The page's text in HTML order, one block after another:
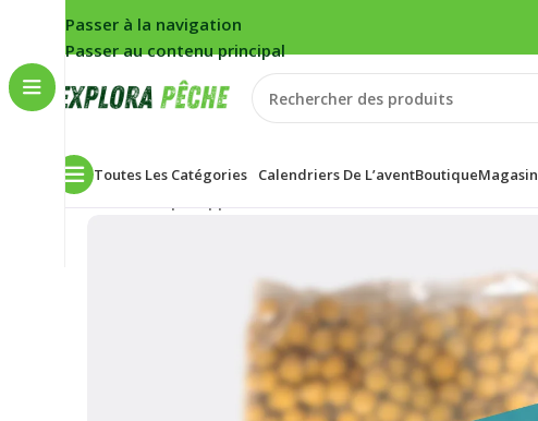
Passer à la navigation
Passer au contenu principal
Toutes Les Catégories Calendriers De L’aventBoutiqueMagasin
Accueil